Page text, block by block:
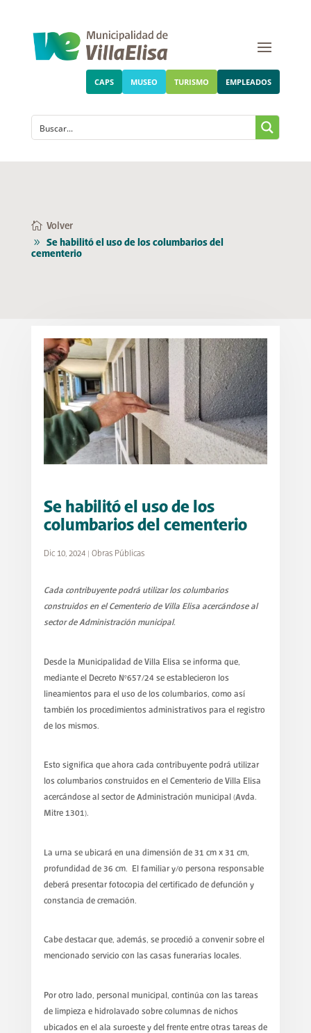
CAPS MUSEO TURISMO EMPLEADOS
Volver
Se habilitó el uso de los columbarios del
cementerio
Se habilitó el uso de los
columbarios del cementerio
Dic 10, 2024| Obras Públicas
Cada contribuyente podrá utilizar los columbarios
construidos en el Cementerio de Villa Elisa acercándose al
sector de Administración municipal.
Desde la Municipalidad de Villa Elisa se informa que,
mediante el Decreto N°657/24 se establecieron los
lineamientos para el uso de los columbarios, como así
también los procedimientos administrativos para el registro
de los mismos.
Esto significa que ahora cada contribuyente podrá utilizar
los columbarios construidos en el Cementerio de Villa Elisa
acercándose al sector de Administración municipal (Avda.
Mitre 1301).
La urna se ubicará en una dimensión de 31 cm x 31 cm,
profundidad de 36 cm. El familiar y/o persona responsable
deberá presentar fotocopia del certificado de defunción y
constancia de cremación.
Cabe destacar que, además, se procedió a convenir sobre el
mencionado servicio con las casas funerarias locales.
Por otro lado, personal municipal, continúa con las tareas
de limpieza e hidrolavado sobre columnas de nichos
ubicados en el ala suroeste y del frente entre otras tareas de